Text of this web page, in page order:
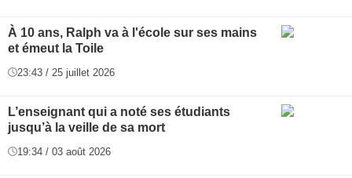
À 10 ans, Ralph va à l'école sur ses mains
et émeut la Toile
23:43 / 25 juillet 2026
L’enseignant qui a noté ses étudiants
jusqu’à la veille de sa mort
19:34 / 03 août 2026